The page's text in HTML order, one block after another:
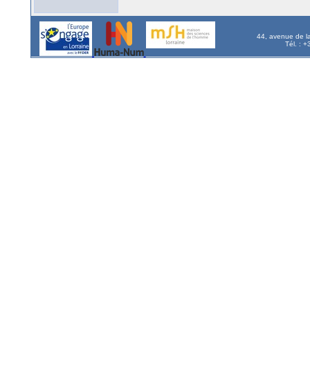
44, avenue de
Tél. :